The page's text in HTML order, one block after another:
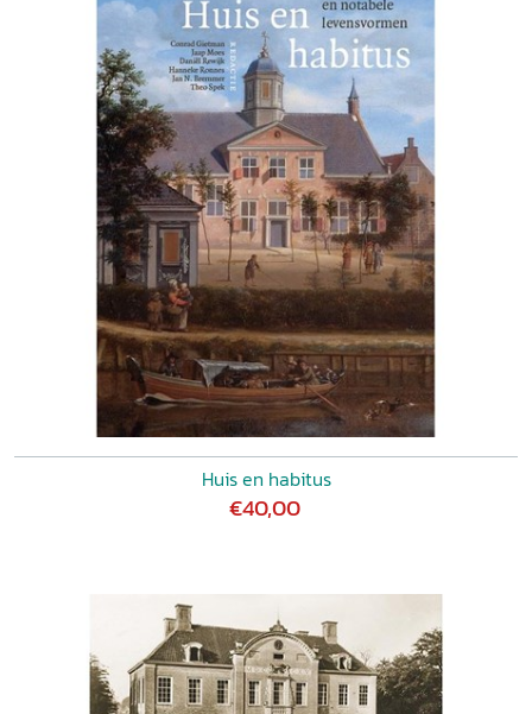
Huis en habitus
€40,00